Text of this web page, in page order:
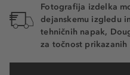
Fotografija izdelka
dejanskemu izgledu
tehničnih napak,
za točnost